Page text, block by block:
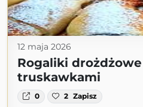
12 maja 2026
Rogaliki
truskawkami
0 2 Zapisz